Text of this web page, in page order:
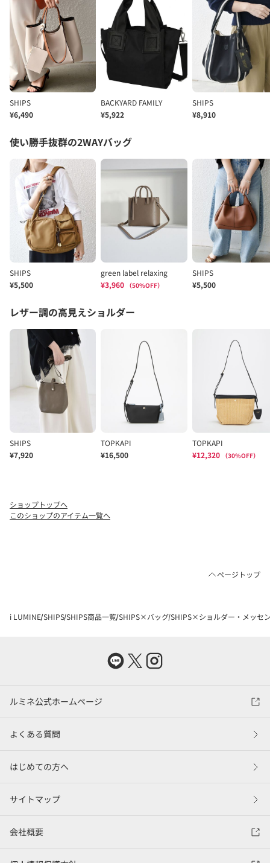
ショップトップへ
このショップのアイテム一覧へ
ページトップ
i LUMINE SHIPS SHIPS商品一覧 SHIPS×バッグ SHIPS×ショルダー・メッセ
ルミネ公式ホームページ
よくある質問
はじめての方へ
サイトマップ
会社概要